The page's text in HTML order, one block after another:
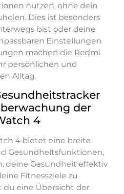
nutzen, ohne dein
Dies ist besonders
bist oder deine
Einstellungen
machen die Redmi
persönlichen und
Alltag.
der
4
4 bietet eine breite
Gesundheitsfunktionen,
deine Gesundheit effektiv
Fitnessziele zu
du eine Übersicht der